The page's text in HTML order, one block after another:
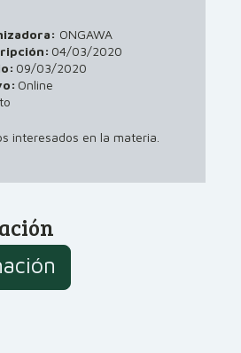
ONGAWA
04/03/2020
09/03/2020
Online
interesados en la materia.